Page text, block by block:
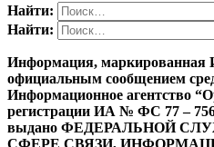
Найти:
Найти:
Информация, маркированная
официальным сообщением
Информационное агентство
регистрации ИА № ФС 77 –
выдано ФЕДЕРАЛЬНОЙ
СФЕРЕ СВЯЗИ,